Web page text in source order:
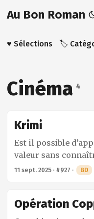
Au Bon Roman
♥️ Sélections 🏷️
Cinéma 4
Krimi
Est-il possible
valeur sans
Fritz Lang ? Pour
appréhender
mesure d’en
11 sept. 2025 · #927 · BD
Opération